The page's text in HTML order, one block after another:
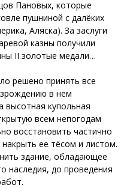
Пановых, которые
пушниной с далёких
Аляска). За заслуги
казны получили
II золотые медали…
решено принять все
в нем
высотная купольная
всем непогодам
восстановить частично
ее тёсом и листом.
здание, обладающее
наследия, до проведения